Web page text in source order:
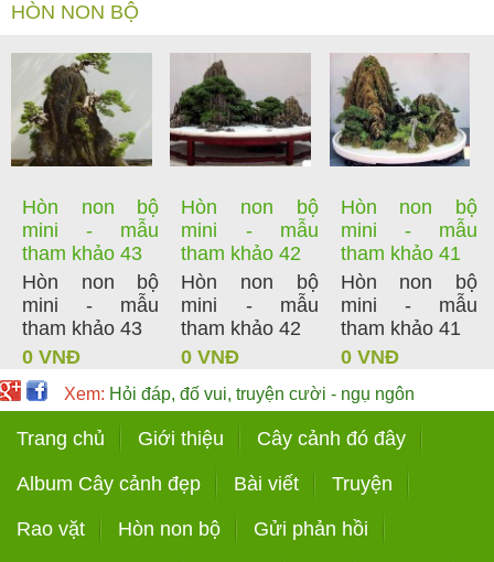
HÒN NON BỘ
Hòn non bộ
mini - mẫu
tham khảo 43
Hòn non bộ
mini - mẫu
tham khảo 43
0 VNĐ
Hòn non bộ
mini - mẫu
tham khảo 42
Hòn non bộ
mini - mẫu
tham khảo 42
0 VNĐ
Hòn non bộ
mini - mẫu
tham khảo 41
Hòn non bộ
mini - mẫu
tham khảo 41
0 VNĐ
Xem: Hỏi đáp, đố vui, truyện cười - ngụ ngôn
Trang chủ Giới thiệu Cây cảnh đó đây
Album Cây cảnh đẹp Bài viết Truyện
Rao vặt Hòn non bộ Gửi phản hồi